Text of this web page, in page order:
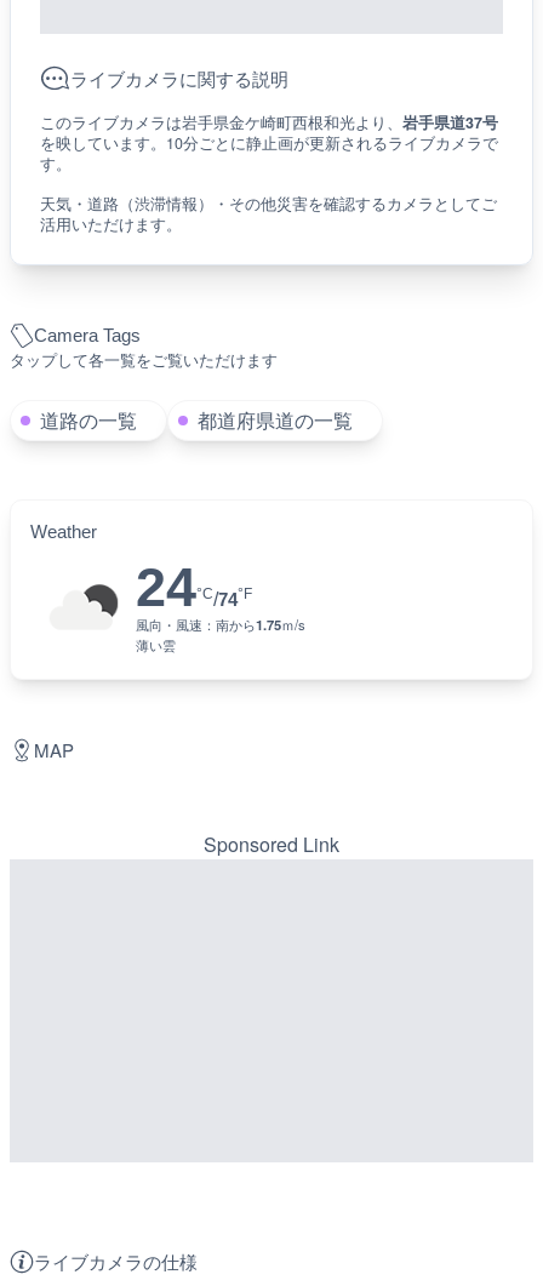
Camera Tags
タップして各一覧をご覧いただけます
道路の一覧 都道府県道の一覧
Weather
24°C/74°F
風向・風速： 南から1.75ｍ/s
薄い雲
ライブカメラに関する説明
このライブカメラは岩手県金ケ崎町西根和光より、 岩手県道37号
を映しています。10分ごとに静止画が更新されるライブカメラで
す。
天気・道路（渋滞情報）・その他災害を確認するカメラとしてご
活用いただけます。
ライブカメラの仕様
MAP
Sponsored Link